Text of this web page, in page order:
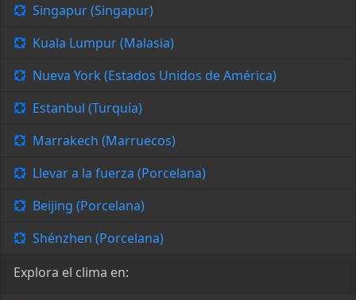
Singapur (Singapur)
Kuala Lumpur (Malasia)
Nueva York (Estados Unidos de América)
Estanbul (Turquía)
Marrakech (Marruecos)
Llevar a la fuerza (Porcelana)
Beijing (Porcelana)
Shénzhen (Porcelana)
Explora el clima en: